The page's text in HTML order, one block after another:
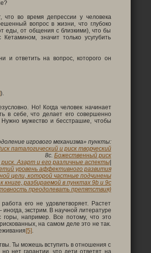
что во время депрессии у человека
вопрос в жизни, что глубоко
еды, от общения с близкими), что бы
значит только усугубить
и ответить на вопрос, которого он
).
Но! Когда человек начинает
в себе, что делает его совершенно
мужество и бесстрашие, чтобы
игрового механизма» пункты:
паталогический и риск творческий
8c. Божественный риск
Азарт и его различные аспекты|
уровень аффективного развития
цели, которой частные подчинены
книге, разбираемой в пунктах 9b и 9c
преодолевать препятствия)
его не удовлетворяет. Растет
экстрим. В научной литературе
например. Все потому, что это
на самом деле это не так.
[5].
Ты можешь вступить в отношения с
нет гарантии, что дети ответят на